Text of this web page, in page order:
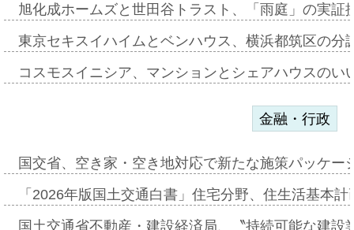
旭化成ホームズと世田谷トラスト、「雨庭」の実
東京セキスイハイムとベンハウス、横浜都筑区の
コスモスイニシア、マンションとシェアハウスの
金融・行政
国交省、空き家・空き地対応で新たな施策パッケ
「2026年版国土交通白書」住宅分野、住生活基本
国土交通省不動産・建設経済局、〝持続可能な建